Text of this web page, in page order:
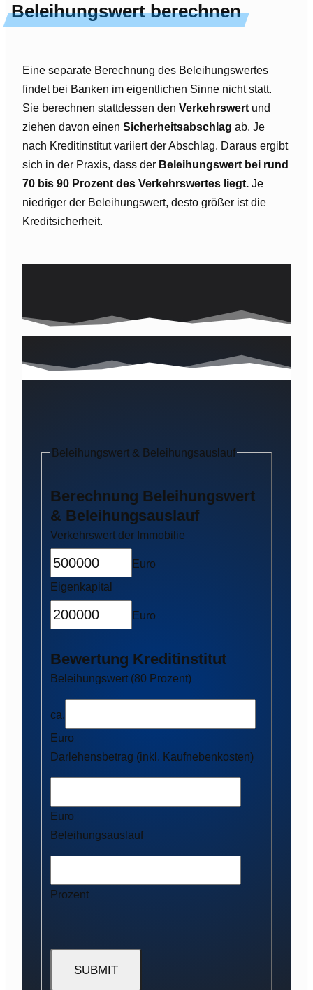
Beleihungswert berechnen
Eine separate Berechnung des Beleihungswertes
findet bei Banken im eigentlichen Sinne nicht statt.
Sie berechnen stattdessen den Verkehrswert und
ziehen davon einen Sicherheitsabschlag ab. Je
nach Kreditinstitut variiert der Abschlag. Daraus ergibt
sich in der Praxis, dass der Beleihungswert bei rund
70 bis 90 Prozent des Verkehrswertes liegt. Je
niedriger der Beleihungswert, desto größer ist die
Kreditsicherheit.
Beleihungswert & Beleihungsauslauf
Berechnung Beleihungswert
& Beleihungsauslauf
Verkehrswert der Immobilie
Euro
Eigenkapital
Euro
Bewertung Kreditinstitut
Beleihungswert (80 Prozent)
ca.
Euro
Darlehensbetrag (inkl. Kaufnebenkosten)
Euro
Beleihungsauslauf
Prozent